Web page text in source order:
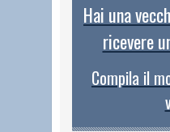
Hai una
ricevere
Compila il